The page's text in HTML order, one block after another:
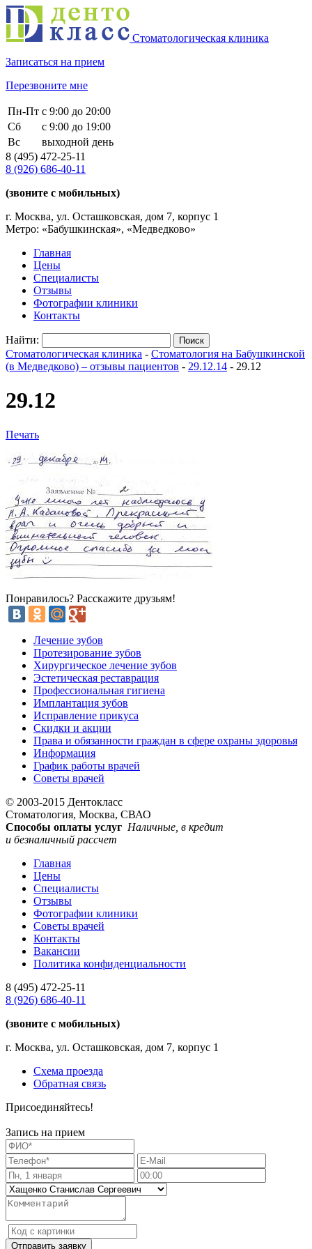
Стоматологическая клиника
Записаться на прием
Перезвоните мне
Пн-Пт с 9:00 до 20:00
Сб
с 9:00 до 19:00
Вс
выходной день
8 (495) 472-25-11
8 (926) 686-40-11
(звоните с мобильных)
г. Москва, ул. Осташковская, дом 7, корпус 1
Метро: «Бабушкинская», «Медведково»
Главная
Цены
Специалисты
Отзывы
Фотографии клиники
Контакты
Найти:
Стоматологическая клиника - Стоматология на Бабушкинской
(в Медведково) – отзывы пациентов - 29.12.14 - 29.12
29.12
Печать
Понравилось? Расскажите друзьям!
Лечение зубов
Протезирование зубов
Хирургическое лечение зубов
Эстетическая реставрация
Профессиональная гигиена
Имплантация зубов
Исправление прикуса
Скидки и акции
Права и обязанности граждан в сфере охраны здоровья
Информация
График работы врачей
Советы врачей
© 2003-2015 Дентокласс
Стоматология, Москва, СВАО
Способы оплаты услуг Наличные, в кредит
и безналичный рассчет
Главная
Цены
Специалисты
Отзывы
Фотографии клиники
Советы врачей
Контакты
Вакансии
Политика конфиденциальности
8 (495) 472-25-11
8 (926) 686-40-11
(звоните с мобильных)
г. Москва, ул. Осташковская, дом 7, корпус 1
Схема проезда
Обратная связь
Присоединяйтесь!
Запись на прием